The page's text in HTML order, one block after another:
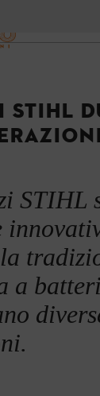
STIHL
STIHL
a